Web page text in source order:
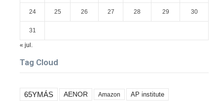
24 25 26 27 28 29 30
31
« jul.
Tag Cloud
65YMÁS AENOR Amazon AP institute